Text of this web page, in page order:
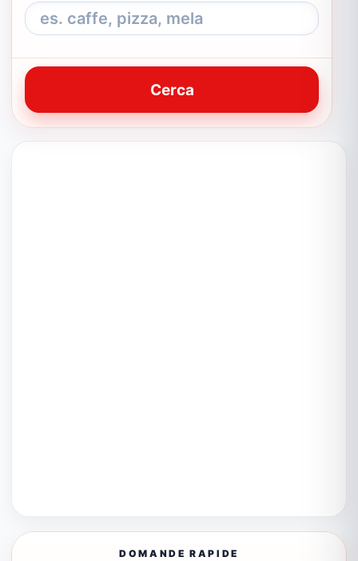
Cerca
DOMANDE RAPIDE